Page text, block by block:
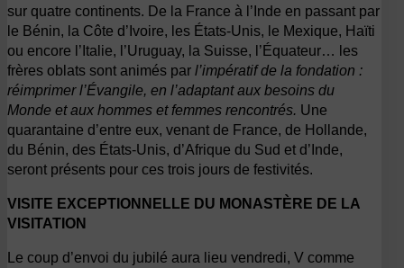
sur quatre continents. De la France à l’Inde en passant par
le Bénin, la Côte d’Ivoire, les États-Unis, le Mexique, Haïti
ou encore l’Italie, l’Uruguay, la Suisse, l’Équateur… les
frères oblats sont animés par l’impératif de la fondation :
réimprimer l’Évangile, en l’adaptant aux besoins du
Monde et aux hommes et femmes rencontrés. Une
quarantaine d’entre eux, venant de France, de Hollande,
du Bénin, des États-Unis, d’Afrique du Sud et d’Inde,
seront présents pour ces trois jours de festivités.
VISITE EXCEPTIONNELLE DU MONASTÈRE DE LA
VISITATION
Le coup d’envoi du jubilé aura lieu vendredi, V comme